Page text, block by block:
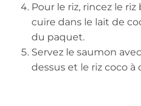
Pour le riz, rincez le
cuire dans le lait de
du paquet.
Servez le saumon
dessus et le riz coco à